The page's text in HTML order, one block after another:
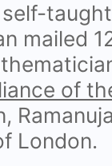
self-
mailed
of
London.